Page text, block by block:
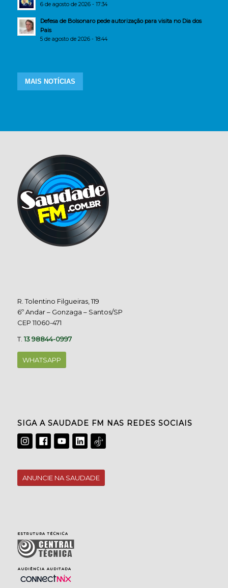
6 de agosto de 2026 - 17:34
Defesa de Bolsonaro pede autorização para visita no Dia dos
Pais
5 de agosto de 2026 - 18:44
MAIS NOTÍCIAS
R. Tolentino Filgueiras, 119
6º Andar – Gonzaga – Santos/SP
CEP 11060-471
T.13 98844-0997
WHATSAPP
SIGA A SAUDADE FM NAS REDES SOCIAIS
ANUNCIE NA SAUDADE